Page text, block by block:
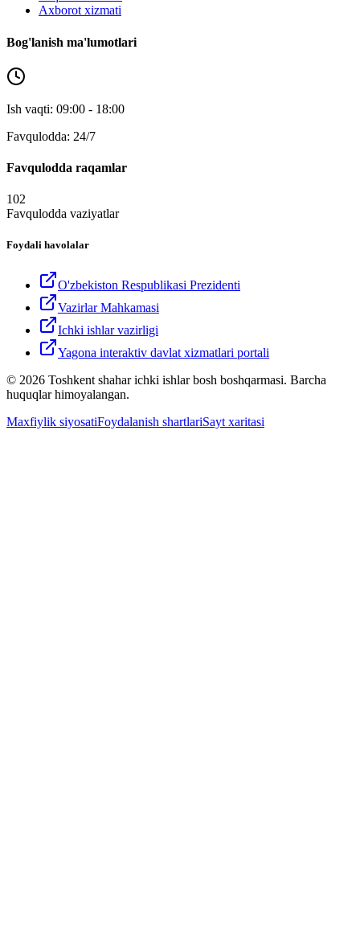
Axborot xizmati
Bog'lanish ma'lumotlari
Ish vaqti: 09:00 - 18:00
Favqulodda: 24/7
Favqulodda raqamlar
102
Favqulodda vaziyatlar
Foydali havolalar
O'zbekiston Respublikasi Prezidenti
Vazirlar Mahkamasi
Ichki ishlar vazirligi
Yagona interaktiv davlat xizmatlari portali
© 2026 Toshkent shahar ichki ishlar bosh boshqarmasi. Barcha
huquqlar himoyalangan.
Maxfiylik siyosatiFoydalanish shartlariSayt xaritasi